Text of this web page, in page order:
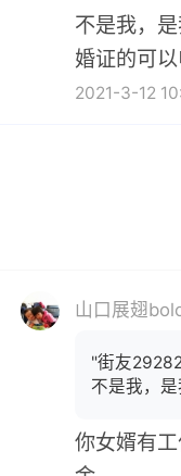
不是我，
婚证的可以
2021-3-12
山口展翅
"街友
不是我，
你女婿有